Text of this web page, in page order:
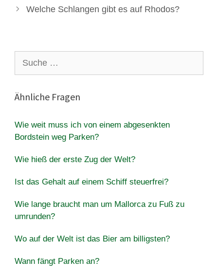
Welche Schlangen gibt es auf Rhodos?
nach:
Ähnliche Fragen
Wie weit muss ich von einem abgesenkten
Bordstein weg Parken?
Wie hieß der erste Zug der Welt?
Ist das Gehalt auf einem Schiff steuerfrei?
Wie lange braucht man um Mallorca zu Fuß zu
umrunden?
Wo auf der Welt ist das Bier am billigsten?
Wann fängt Parken an?